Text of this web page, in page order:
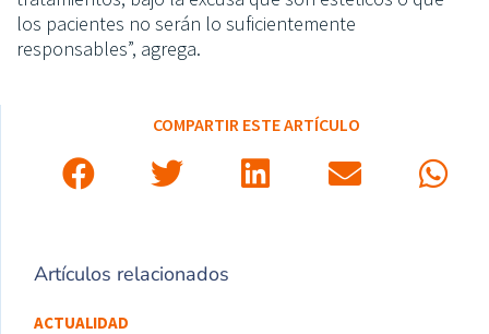
los pacientes no serán lo suficientemente
responsables”, agrega.
COMPARTIR ESTE ARTÍCULO
Artículos relacionados
ACTUALIDAD